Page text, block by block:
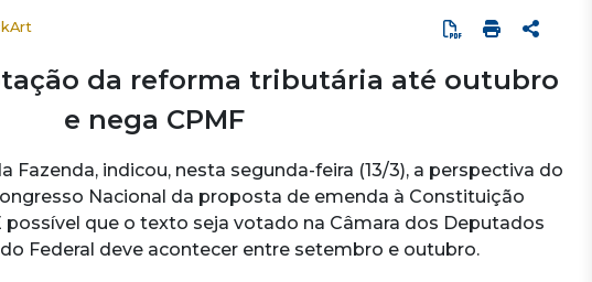
da reforma tributária até outubro
e nega CPMF
Fazenda, indicou, nesta segunda-feira (13/3), a perspectiva do
Nacional da proposta de emenda à Constituição
possível que o texto seja votado na Câmara dos Deputados
Federal deve acontecer entre setembro e outubro.